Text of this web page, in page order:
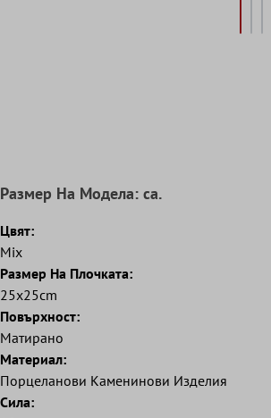
Pазмер Hа Mодела: ca.
Цвят:
Mix
Размер Hа Плочката:
25x25cm
Повърхност:
Матирано
Mатериал:
Порцеланови Kаменинови Изделия
Сила: